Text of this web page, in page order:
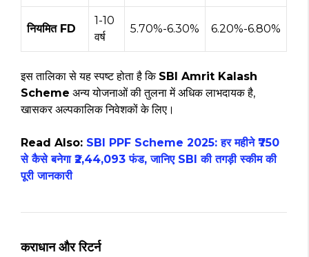
नियमित FD
1-10
वर्ष
5.70%-6.30% 6.20%-6.80%
इस तालिका से यह स्पष्ट होता है कि SBI Amrit Kalash
Scheme अन्य योजनाओं की तुलना में अधिक लाभदायक है,
खासकर अल्पकालिक निवेशकों के लिए।
Read Also: SBI PPF Scheme 2025: हर महीने ₹750
से कैसे बनेगा ₹2,44,093 फंड, जानिए SBI की तगड़ी स्कीम की
पूरी जानकारी
कराधान और रिटर्न